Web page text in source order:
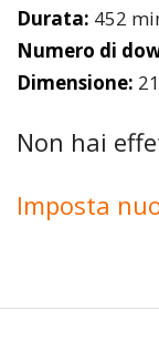
Durata: 452
Numero di
Dimensione:
Non hai
Imposta